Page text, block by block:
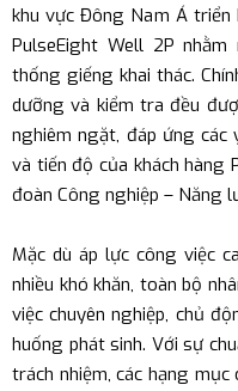
khu vực Đông Nam Á
PulseEight Well 2P
thống giếng khai thác.
dưỡng và kiểm tra đều
nghiêm ngặt, đáp ứng các
và tiến độ của khách hàng
đoàn Công nghiệp – Năng
Mặc dù áp lực công việc
nhiều khó khăn, toàn bộ
việc chuyên nghiệp, chủ
huống phát sinh. Với sự
trách nhiệm, các hạng